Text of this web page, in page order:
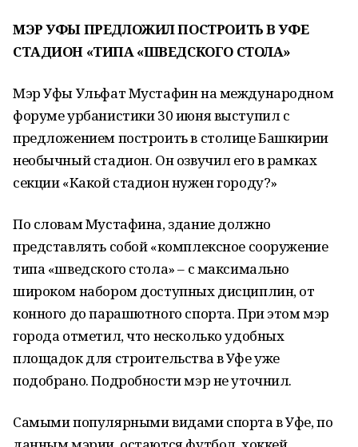
МЭР УФЫ ПРЕДЛОЖИЛ ПОСТРОИТЬ В УФЕ
СТАДИОН «ТИПА «ШВЕДСКОГО СТОЛА»
Мэр Уфы Ульфат Мустафин на международном
форуме урбанистики 30 июня выступил с
предложением построить в столице Башкирии
необычный стадион. Он озвучил его в рамках
секции «Какой стадион нужен городу?»
По словам Мустафина, здание должно
представлять собой «комплексное сооружение
типа «шведского стола» – с максимально
широком набором доступных дисциплин, от
конного до парашютного спорта. При этом мэр
города отметил, что несколько удобных
площадок для строительства в Уфе уже
подобрано. Подробности мэр не уточнил.
Самыми популярными видами спорта в Уфе, по